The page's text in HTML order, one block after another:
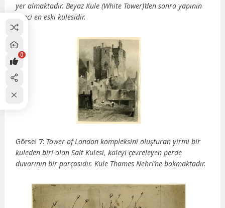
yer almaktadır. Beyaz Kule (White Tower)’den sonra yapının
ikinci en eski kulesidir.
Görsel 7: Tower of London kompleksini oluşturan yirmi bir
kuleden biri olan Salt Kulesi, kaleyi çevreleyen perde
duvarının bir parçasıdır. Kule Thames Nehri’ne bakmaktadır.
0